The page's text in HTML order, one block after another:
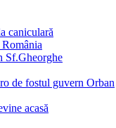
caniculară
Sf.Gheorghe
de fostul guvern Orban
acasă